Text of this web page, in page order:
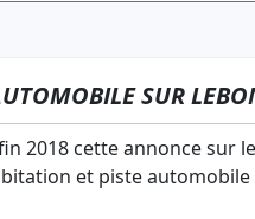
SUR
2018 cette annonce sur
et piste automobile